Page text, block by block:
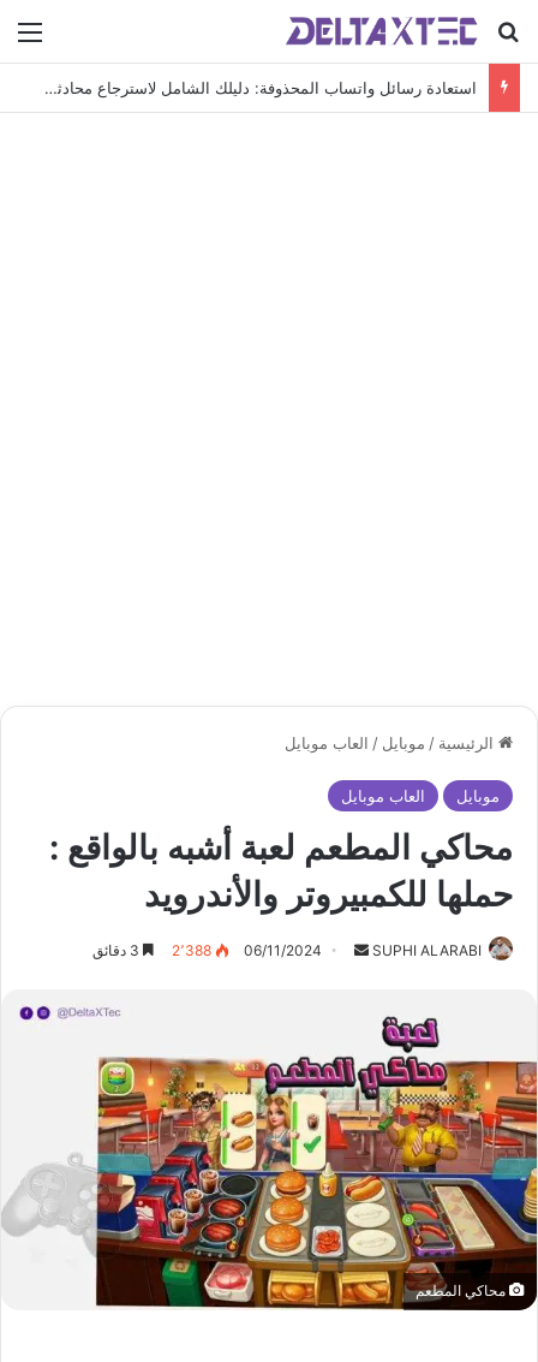
بحث عن
استعادة رسائل واتساب المحذوفة: دليلك الشامل لاسترجاع محادثاتك الهامة
الرئيسية / موبايل / العاب موبايل
موبايل العاب موبايل
محاكي المطعم لعبة أشبه بالواقع :
حملها للكمبيروتر والأندرويد
SUPHI ALARABI
أرسل 06/11/2024 2٬388
محاكي المطعم